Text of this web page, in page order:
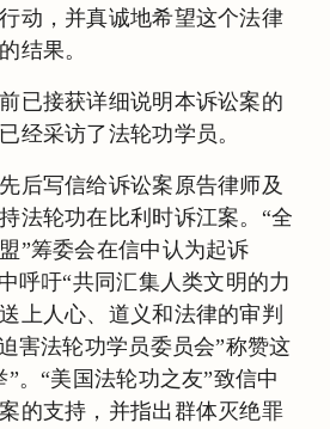
动，并真诚地希望这个法律
结果。
已接获详细说明本诉讼案的
经采访了法轮功学员。
后写信给诉讼案原告律师及
法轮功在比利时诉江案。“全
”筹委会在信中认为起诉
呼吁“共同汇集人类文明的力
上人心、道义和法律的审判
害法轮功学员委员会”称赞这
。“美国法轮功之友”致信中
的支持，并指出群体灭绝罪